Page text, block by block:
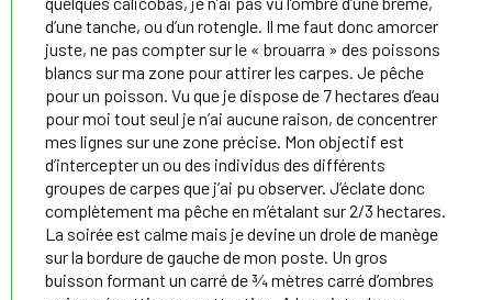
d’une tanche, ou d’un rotengle. Il me faut donc amorcer
juste, ne pas compter sur le « brouarra » des poissons
blancs sur ma zone pour attirer les carpes. Je pêche
pour un poisson. Vu que je dispose de 7 hectares d’eau
pour moi tout seul je n’ai aucune raison, de concentrer
mes lignes sur une zone précise. Mon objectif est
d’intercepter un ou des individus des différents
groupes de carpes que j’ai pu observer. J’éclate donc
complètement ma pêche en m’étalant sur 2/3 hectares.
La soirée est calme mais je devine un drole de manège
sur la bordure de gauche de mon poste. Un gros
buisson formant un carré de ¾ mètres carré d’ombres